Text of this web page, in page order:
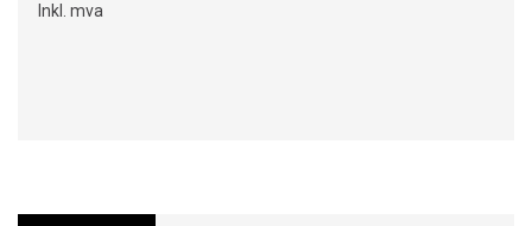
Inkl. mva